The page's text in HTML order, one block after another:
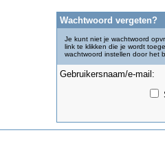
Wachtwoord vergeten?
Je kunt niet je wachtwoord
link te klikken die je wordt
wachtwoord instellen door het
Gebruikersnaam/e-mail: